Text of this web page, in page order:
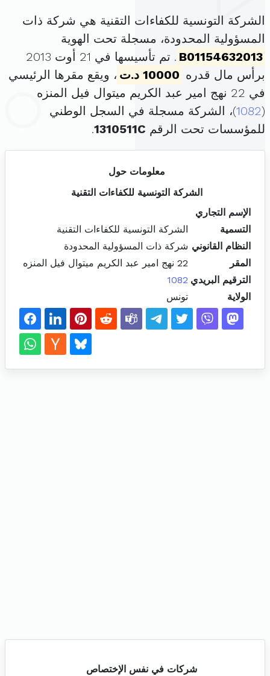
الشركة التونسية للكفاءات التقنية هي شركة ذات
المسؤولية المحدودة، مسجلة تحت الهوية
B01154632013
. تم تأسيسها في 21 أوت 2013
برأس مال قدره 10000 د.ت
، ويقع مقرها الرئيسي
في 22 نهج امير عبد الكريم ميتوال فيل المنزه
(
1082)، الشركة مسجلة في السجل الوطني
للمؤسسات تحت الرقم 1310511C
.
معلومات حول
الشركة التونسية للكفاءات التقنية
الإسم التجاري
التسمية
الشركة التونسية للكفاءات التقنية
النظام القانوني شركة ذات المسؤولية المحدودة
المقر
22 نهج امير عبد الكريم ميتوال فيل المنزه
الترقيم البريدي 1082
الولاية
تونس
شركات في نفس الإختصاص